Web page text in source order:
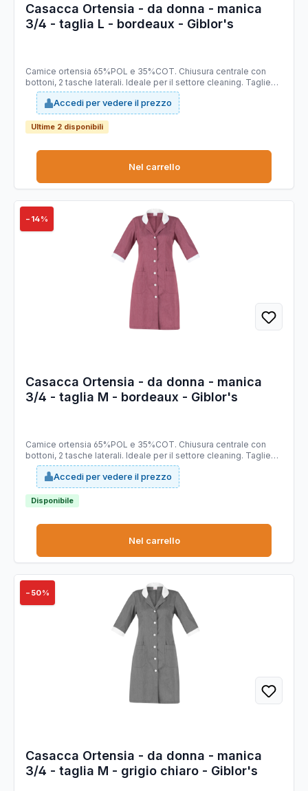
Casacca Ortensia - da donna - manica
3/4 - taglia L - bordeaux - Giblor's
Camice ortensia 65%POL e 35%COT. Chiusura centrale con
bottoni, 2 tasche laterali. Ideale per il settore cleaning. Taglie
disponibili: da XS - 4XL. Slim fit.
Accedi per vedere il prezzo
Ultime 2 disponibili
Nel carrello
−14%
Casacca Ortensia - da donna - manica
3/4 - taglia M - bordeaux - Giblor's
Camice ortensia 65%POL e 35%COT. Chiusura centrale con
bottoni, 2 tasche laterali. Ideale per il settore cleaning. Taglie
disponibili: da XS - 4XL. Slim fit.
Accedi per vedere il prezzo
Disponibile
Nel carrello
−50%
Casacca Ortensia - da donna - manica
3/4 - taglia M - grigio chiaro - Giblor's